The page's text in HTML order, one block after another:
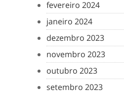
fevereiro 2024
janeiro 2024
dezembro 2023
novembro 2023
outubro 2023
setembro 2023